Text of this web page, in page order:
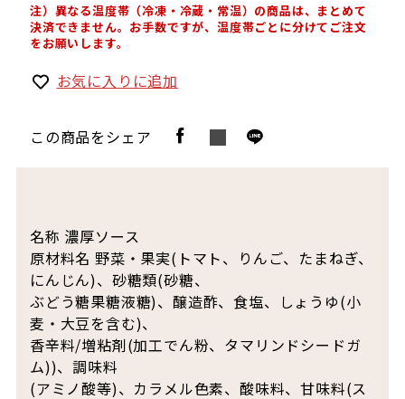
注）異なる温度帯（冷凍・冷蔵・常温）の商品は、まとめて
決済できません。お手数ですが、温度帯ごとに分けてご注文
をお願いします。
お気に入りに追加
この商品をシェア
名称 濃厚ソース
原材料名 野菜・果実(トマト、りんご、たまねぎ、
にんじん)、砂糖類(砂糖、
ぶどう糖果糖液糖)、醸造酢、食塩、しょうゆ(小
麦・大豆を含む)、
香辛料/増粘剤(加工でん粉、タマリンドシードガ
ム))、調味料
(アミノ酸等)、カラメル色素、酸味料、甘味料(ス